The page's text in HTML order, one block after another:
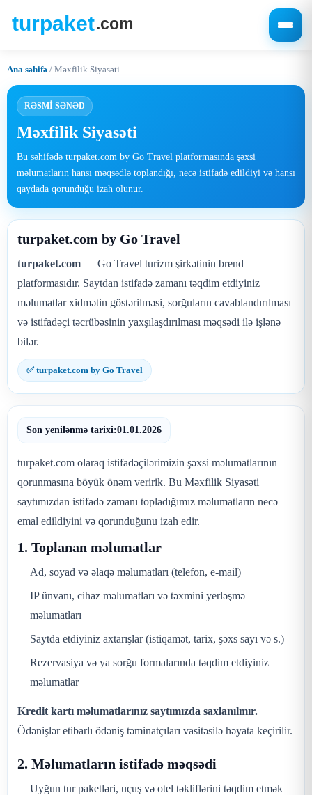
Ana səhifə / Məxfilik Siyasəti
RƏSMİ SƏNƏD
Məxfilik Siyasəti
Bu səhifədə turpaket.com by Go Travel platformasında şəxsi
məlumatların hansı məqsədlə toplandığı, necə istifadə edildiyi və hansı
qaydada qorunduğu izah olunur.
turpaket.com by Go Travel
turpaket.com — Go Travel turizm şirkətinin brend
platformasıdır. Saytdan istifadə zamanı təqdim etdiyiniz
məlumatlar xidmətin göstərilməsi, sorğuların cavablandırılması
və istifadəçi təcrübəsinin yaxşılaşdırılması məqsədi ilə işlənə
bilər.
✅ turpaket.com by Go Travel
Son yenilənmə tarixi:01.01.2026
turpaket.com olaraq istifadəçilərimizin şəxsi məlumatlarının
qorunmasına böyük önəm veririk. Bu Məxfilik Siyasəti
saytımızdan istifadə zamanı topladığımız məlumatların necə
emal edildiyini və qorunduğunu izah edir.
1. Toplanan məlumatlar
Ad, soyad və əlaqə məlumatları (telefon, e-mail)
IP ünvanı, cihaz məlumatları və təxmini yerləşmə
məlumatları
Saytda etdiyiniz axtarışlar (istiqamət, tarix, şəxs sayı və s.)
Rezervasiya və ya sorğu formalarında təqdim etdiyiniz
məlumatlar
Kredit kartı məlumatlarınız saytımızda saxlanılmır.
Ödənişlər etibarlı ödəniş təminatçıları vasitəsilə həyata keçirilir.
2. Məlumatların istifadə məqsədi
Uyğun tur paketləri, uçuş və otel təkliflərini təqdim etmək